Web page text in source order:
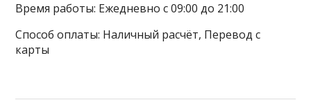
Время работы: Ежедневно с 09:00 до 21:00
Способ оплаты: Наличный расчёт, Перевод с
карты